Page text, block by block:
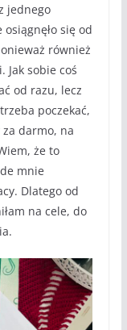
jednego
się od
również
Jak sobie coś
od razu, lecz
poczekać,
darmo, na
że to
mnie
Dlatego od
na cele, do